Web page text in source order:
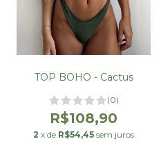
TOP BOHO - Cactus
(0)
R$108,90
2 x de R$54,45 sem juros